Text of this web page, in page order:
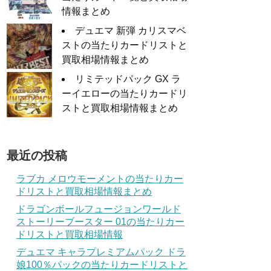
情報まとめ
デュエマ 新弾 カリスマベ
ストの当たりカードリストと
買取相場情報まとめ
リミテッドパック GX ラ
ーイエローの当たりカードリ
ストと買取相場情報まとめ
最近の投稿
ラブカ メロウモーメントの当たりカー
ドリストと買取相場情報まとめ
ドラゴンボールフュージョンワールド
ストーリーブースター 01の当たりカー
ドリストと買取相場情報
デュエマ キャラプレミアムパック ドラ
娘100％パックの当たりカードリストと